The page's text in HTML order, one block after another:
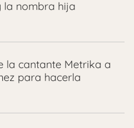
la nombra hija
la cantante Metrika a
para hacerla